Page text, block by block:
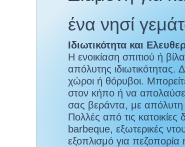
ένα νησί
Ιδιωτικότητα και
Η ενοικίαση σπιτιού ή
απόλυτης ιδιωτικότητας.
χώροι ή θόρυβοι.
στον κήπο ή να
σας βεράντα, με απόλυτη
Πολλές από τις
barbeque, εξωτερικές
εξοπλισμό για